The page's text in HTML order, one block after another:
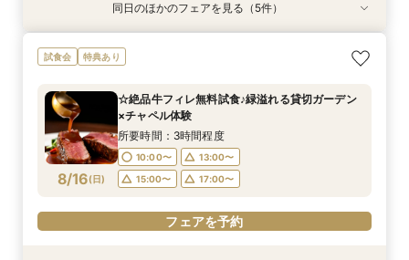
8/15(土)
【韓国風レタッチが人気！】フォトウエディング
相談会
9:00〜
13:00〜
15:00〜
17:00〜
8/15(土)
［直前予約◎］初めての見学でも安心！見学×見
積り相談会
10:00〜
15:00〜
17:00〜
フェアを予約
8/15(土)
【直前予約◎】初めての見学でも安心！見学×見
積り相談会
10:00〜
15:00〜
17:00〜
フェアを予約
8/15(土)
［タイパ重視］90分で相談会＆館内見学フェア
10:00〜
13:00〜
15:00〜
19:00〜
フェアを予約
8/15(土)
【衣裳重視】ドレスサロンでの試着メインフェア
×カラー診断
10:00〜
16:00〜
フェアを予約
同日のほかのフェアを見る（5件）
試食会 特典あり
8/16(日)
☆絶品牛フィレ無料試食♪緑溢れる貸切ガーデン
×チャペル体験
所要時間：3時間程度
10:00〜
13:00〜
15:00〜
17:00〜
フェアを予約